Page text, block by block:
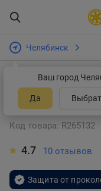
Челябинск
Ваш город
Да
Интернет-магазин шин и
Летняя шина
107Vв
Код товара: R265132
4.7 10 отзывов
Защита от